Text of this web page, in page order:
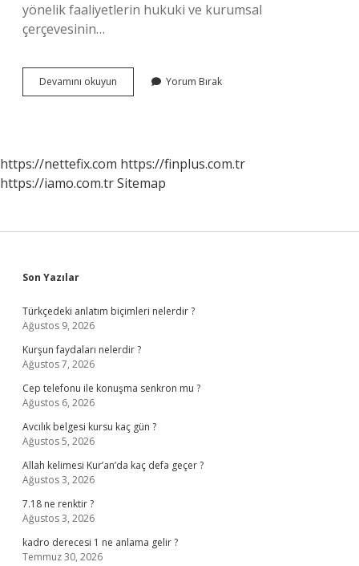
yönelik faaliyetlerin hukuki ve kurumsal
çerçevesinin…
Devamını okuyun
Değişikliği
Yorum Bırak
https://nettefix.com https://finplus.com.tr
https://iamo.com.trSitemap
Sidebar
Son Yazılar
Türkçedeki anlatım biçimleri nelerdir ?
Ağustos 9, 2026
Kurşun faydaları nelerdir ?
Ağustos 7, 2026
Cep telefonu ile konuşma senkron mu ?
Ağustos 6, 2026
Avcılık belgesi kursu kaç gün ?
Ağustos 5, 2026
Allah kelimesi Kur’an’da kaç defa geçer ?
Ağustos 3, 2026
7.18 ne renktir ?
Ağustos 3, 2026
kadro derecesi 1 ne anlama gelir ?
Temmuz 30, 2026